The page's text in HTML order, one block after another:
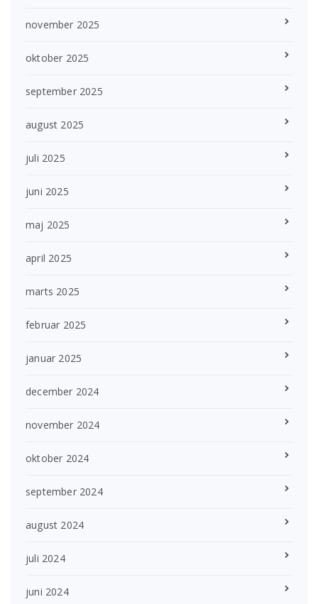
november 2025
oktober 2025
september 2025
august 2025
juli 2025
juni 2025
maj 2025
april 2025
marts 2025
februar 2025
januar 2025
december 2024
november 2024
oktober 2024
september 2024
august 2024
juli 2024
juni 2024